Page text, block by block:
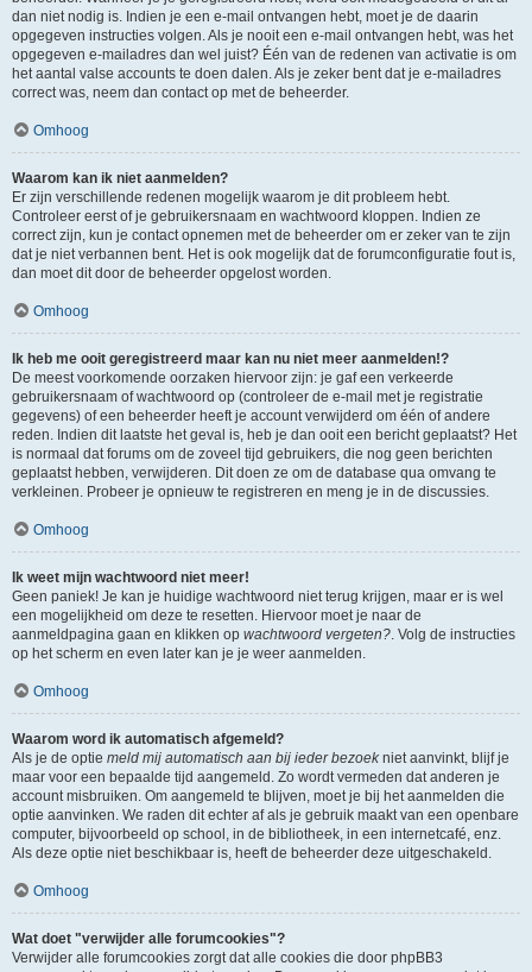
dan niet nodig is. Indien je een e-mail ontvangen hebt, moet je de daarin
opgegeven instructies volgen. Als je nooit een e-mail ontvangen hebt, was het
opgegeven e-mailadres dan wel juist? Één van de redenen van activatie is om
het aantal valse accounts te doen dalen. Als je zeker bent dat je e-mailadres
correct was, neem dan contact op met de beheerder.
Omhoog
Waarom kan ik niet aanmelden?
Er zijn verschillende redenen mogelijk waarom je dit probleem hebt.
Controleer eerst of je gebruikersnaam en wachtwoord kloppen. Indien ze
correct zijn, kun je contact opnemen met de beheerder om er zeker van te zijn
dat je niet verbannen bent. Het is ook mogelijk dat de forumconfiguratie fout is,
dan moet dit door de beheerder opgelost worden.
Omhoog
Ik heb me ooit geregistreerd maar kan nu niet meer aanmelden!?
De meest voorkomende oorzaken hiervoor zijn: je gaf een verkeerde
gebruikersnaam of wachtwoord op (controleer de e-mail met je registratie
gegevens) of een beheerder heeft je account verwijderd om één of andere
reden. Indien dit laatste het geval is, heb je dan ooit een bericht geplaatst? Het
is normaal dat forums om de zoveel tijd gebruikers, die nog geen berichten
geplaatst hebben, verwijderen. Dit doen ze om de database qua omvang te
verkleinen. Probeer je opnieuw te registreren en meng je in de discussies.
Omhoog
Ik weet mijn wachtwoord niet meer!
Geen paniek! Je kan je huidige wachtwoord niet terug krijgen, maar er is wel
een mogelijkheid om deze te resetten. Hiervoor moet je naar de
aanmeldpagina gaan en klikken op wachtwoord vergeten?. Volg de instructies
op het scherm en even later kan je je weer aanmelden.
Omhoog
Waarom word ik automatisch afgemeld?
Als je de optie meld mij automatisch aan bij ieder bezoekniet aanvinkt, blijf je
maar voor een bepaalde tijd aangemeld. Zo wordt vermeden dat anderen je
account misbruiken. Om aangemeld te blijven, moet je bij het aanmelden die
optie aanvinken. We raden dit echter af als je gebruik maakt van een openbare
computer, bijvoorbeeld op school, in de bibliotheek, in een internetcafé, enz.
Als deze optie niet beschikbaar is, heeft de beheerder deze uitgeschakeld.
Omhoog
Wat doet "verwijder alle forumcookies"?
Verwijder alle forumcookies zorgt dat alle cookies die door phpBB3